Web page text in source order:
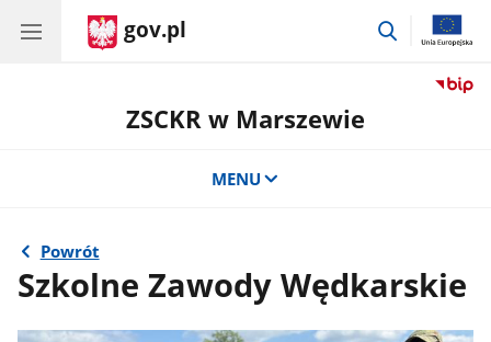
gov.pl
przejdź
ZSCKR w Marszewie
MENU
Powrót
Szkolne Zawody Wędkarskie